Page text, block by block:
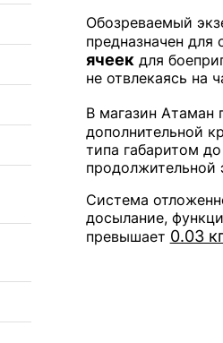
Обозреваемый
предназначен
ячеекдля
не отвлекаясь на
В магазин Атаман
дополнительной
типа габаритом
продолжительной
Система
досылание,
превышает 0.03